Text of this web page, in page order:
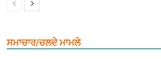
ਸਮਾਚਾਰ/ਚਲਦੇ ਮਾਮਲੇ